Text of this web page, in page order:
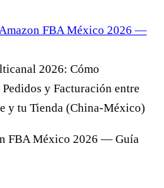
FBA México 2026 —
2026: Cómo
y Facturación entre
y tu Tienda (China-México)
FBA México 2026 — Guía